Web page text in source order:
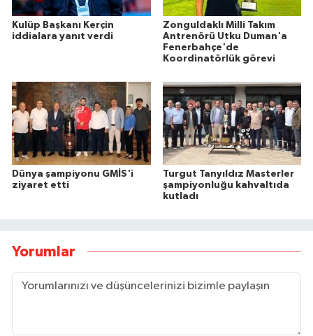
Kulüp Başkanı Kerçin
iddialara yanıt verdi
Zonguldaklı Milli Takım
Antrenörü Utku Duman'a
Fenerbahçe'de
Koordinatörlük görevi
Dünya şampiyonu GMİS'i
ziyaret etti
Turgut Tanyıldız Masterler
şampiyonluğu kahvaltıda
kutladı
Yorumlar